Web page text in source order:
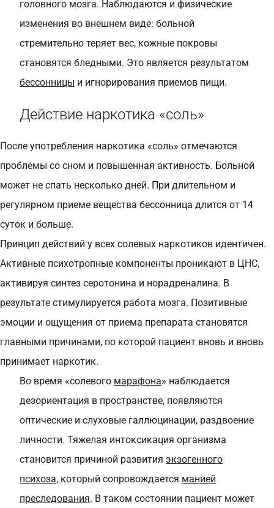
головного мозга. Наблюдаются и физические
изменения во внешнем виде: больной
стремительно теряет вес, кожные покровы
становятся бледными. Это является результатом
бессонницы и игнорирования приемов пищи.
Действие наркотика «соль»
После употребления наркотика «соль» отмечаются
проблемы со сном и повышенная активность. Больной
может не спать несколько дней. При длительном и
регулярном приеме вещества бессонница длится от 14
суток и больше.
Принцип действий у всех солевых наркотиков идентичен.
Активные психотропные компоненты проникают в ЦНС,
активируя синтез серотонина и норадреналина. В
результате стимулируется работа мозга. Позитивные
эмоции и ощущения от приема препарата становятся
главными причинами, по которой пациент вновь и вновь
принимает наркотик.
Во время «солевого марафона» наблюдается
дезориентация в пространстве, появляются
оптические и слуховые галлюцинации, раздвоение
личности. Тяжелая интоксикация организма
становится причиной развития экзогенного
психоза, который сопровождается манией
преследования. В таком состоянии пациент может